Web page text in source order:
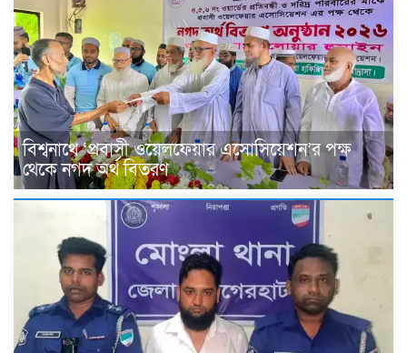
বিশ্বনাথে ‘প্রবাসী ওয়েলফেয়ার এসোসিয়েশন’র পক্ষ
থেকে নগদ অর্থ বিতরণ